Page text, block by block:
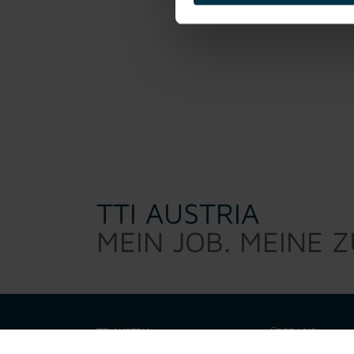
TTI AUSTRIA
MEIN JOB. MEINE
TTI AUSTRIA ÜBER UNS